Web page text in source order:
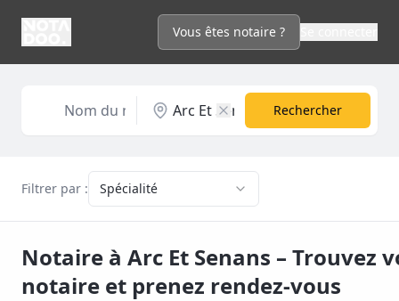
Vous êtes notaire ?
Rechercher
Filtrer par : Spécialité
Notaire à Arc Et Senans – Trouvez
notaire et prenez rendez-vous